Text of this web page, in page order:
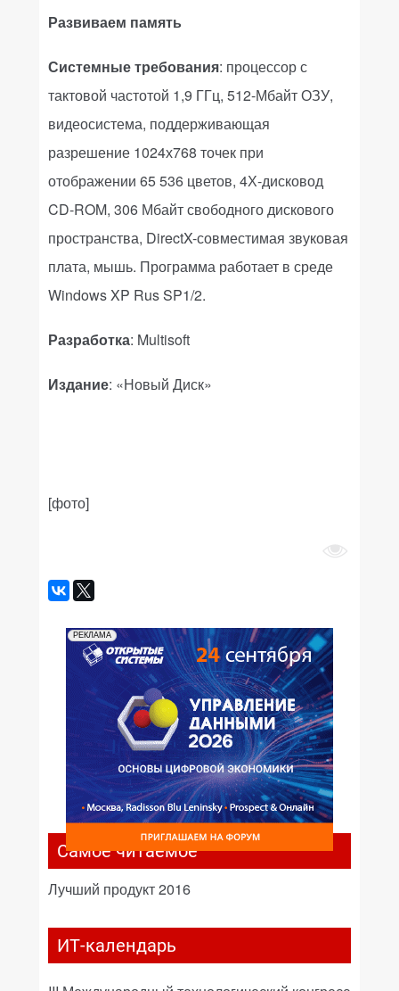
Развиваем память
Системные требования: процессор с
тактовой частотой 1,9 ГГц, 512-Мбайт ОЗУ,
видеосистема, поддерживающая
разрешение 1024х768 точек при
отображении 65 536 цветов, 4Х-дисковод
CD-ROM, 306 Мбайт свободного дискового
пространства, DirectX-совместимая звуковая
плата, мышь. Программа работает в среде
WindowsXP RusSP1/2.
Разработка: Multisoft
Издание: «Новый Диск»
[фото]
РЕКЛАМА
Самое читаемое
Лучший продукт 2016
ИТ-календарь